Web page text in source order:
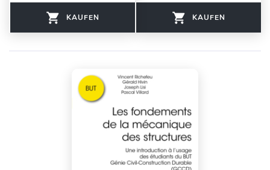
KAUFEN KAUFEN